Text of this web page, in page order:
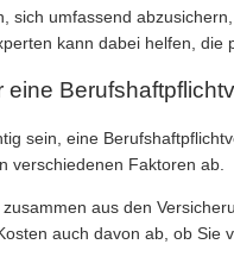
sich umfassend
kann dabei helfen,
sein, eine
verschiedenen Faktoren ab.
aus den
auch davon ab, ob